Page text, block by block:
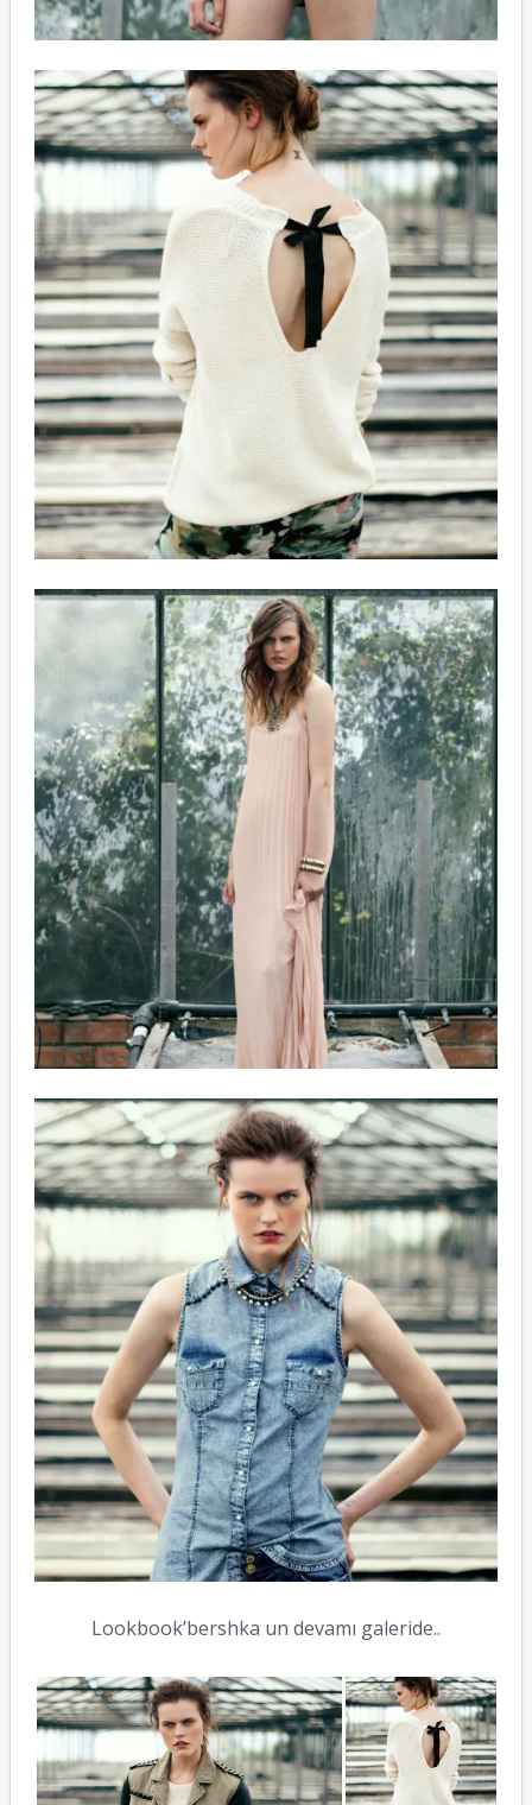
Lookbook’bershka un devamı galeride..